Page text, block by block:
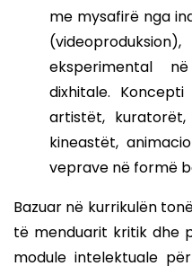
me mysafirë nga
eksperimental
dixhitale.
artistët,
kineastët,
veprave në formë
Bazuar në kurrikulën
të menduarit kritik dhe
module intelektuale